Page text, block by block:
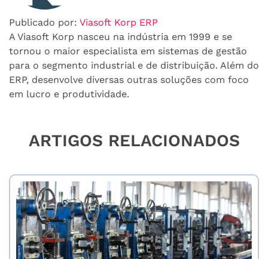
Publicado por: Viasoft Korp ERP
A Viasoft Korp nasceu na indústria em 1999 e se
tornou o maior especialista em sistemas de gestão
para o segmento industrial e de distribuição. Além do
ERP, desenvolve diversas outras soluções com foco
em lucro e produtividade.
ARTIGOS RELACIONADOS